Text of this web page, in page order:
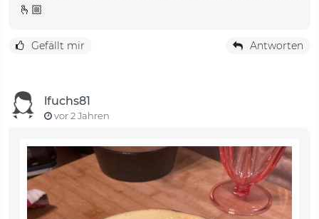
🫰🏼
Gefällt mir Antworten
lfuchs81
vor 2 Jahren